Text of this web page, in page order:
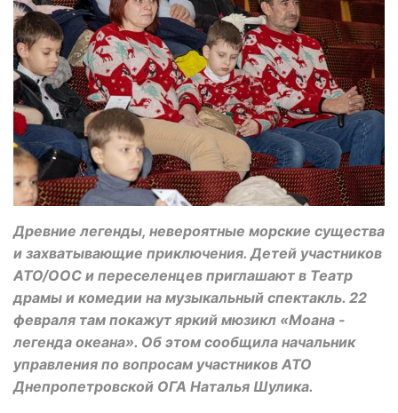
Древние легенды, невероятные морские существа
и захватывающие приключения. Детей участников
АТО/ООС и переселенцев приглашают в Театр
драмы и комедии на музыкальный спектакль. 22
февраля там покажут яркий мюзикл «Моана -
легенда океана». Об этом сообщила начальник
управления по вопросам участников АТО
Днепропетровской ОГА Наталья Шулика.